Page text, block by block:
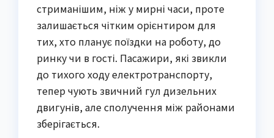
стриманішим, ніж у мирні часи, проте
залишається чітким орієнтиром для
тих, хто планує поїздки на роботу, до
ринку чи в гості. Пасажири, які звикли
до тихого ходу електротранспорту,
тепер чують звичний гул дизельних
двигунів, але сполучення між районами
зберігається.